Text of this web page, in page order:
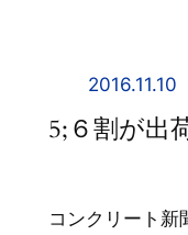
2016.11.10
5;６割が出
コンクリート新